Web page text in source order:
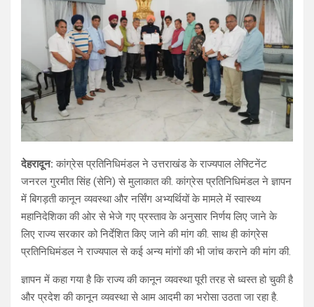
देहरादून:कांग्रेस प्रतिनिधिमंडल ने उत्तराखंड के राज्यपाल लेफ्टिनेंट
जनरल गुरमीत सिंह (सेनि) से मुलाकात की. कांग्रेस प्रतिनिधिमंडल ने ज्ञापन
में बिगड़ती कानून व्यवस्था और नर्सिंग अभ्यर्थियों के मामले में स्वास्थ्य
महानिदेशिका की ओर से भेजे गए प्रस्ताव के अनुसार निर्णय लिए जाने के
लिए राज्य सरकार को निर्देशित किए जाने की मांग की. साथ ही कांग्रेस
प्रतिनिधिमंडल ने राज्यपाल से कई अन्य मांगों की भी जांच कराने की मांग की.
ज्ञापन में कहा गया है कि राज्य की कानून व्यवस्था पूरी तरह से ध्वस्त हो चुकी है
और प्रदेश की कानून व्यवस्था से आम आदमी का भरोसा उठता जा रहा है.